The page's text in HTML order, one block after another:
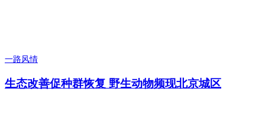
一路风情
生态改善促种群恢复 野生动物频现北京城区